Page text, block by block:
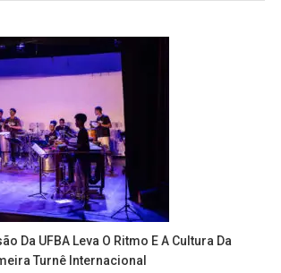
Da UFBA Leva O Ritmo E A Cultura Da
Turnê Internacional